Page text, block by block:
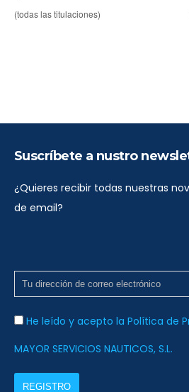
(todas las titulaciones)
Suscríbete a nustro
¿Quieres recibir todas nuestras
de email?
He leído y acepto la Política de
MAYOR SERVICIOS NAUTICOS, S.L.